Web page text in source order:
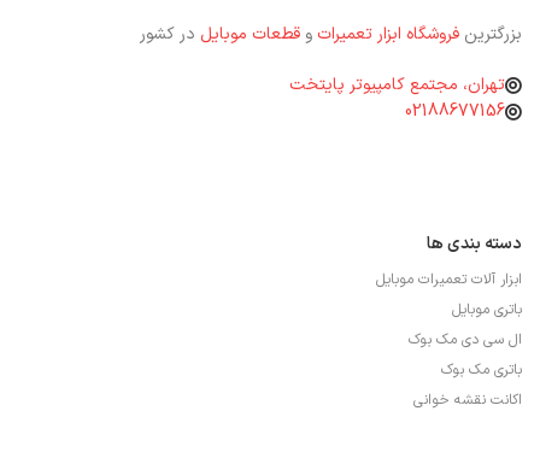
بزرگترین فروشگاه ابزار تعمیرات و قطعات موبایل در کشور
تهران، مجتمع کامپیوتر پایتخت
02188677156
دسته بندی ها
ابزار آلات تعمیرات موبایل
باتری موبایل
ال سی دی مک بوک
باتری مک بوک
اکانت نقشه خوانی